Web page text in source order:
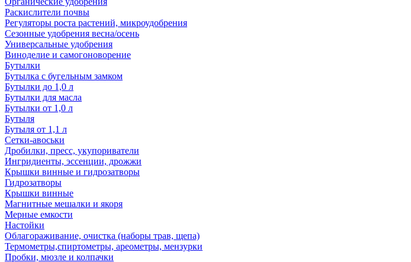
Раскислители почвы
Регуляторы роста растений, микроудобрения
Сезонные удобрения весна/осень
Универсальные удобрения
Виноделие и самогоноворение
Бутылки
Бутылка с бугельным замком
Бутылки до 1,0 л
Бутылки для масла
Бутылки от 1,0 л
Бутыля
Бутыля от 1,1 л
Сетки-авоськи
Дробилки, пресс, укупориватели
Ингридиенты, эссенции, дрожжи
Крышки винные и гидрозатворы
Гидрозатворы
Крышки винные
Магнитные мешалки и якоря
Мерные емкости
Настойки
Облагораживание, очистка (наборы трав, щепа)
Термометры,спиртометры, ареометры, мензурки
Пробки, мюзле и колпачки